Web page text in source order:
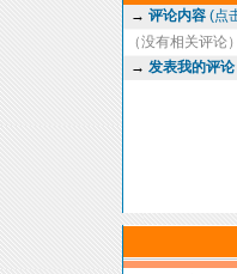
→ 评论内容(点
（没有相关评论）
→ 发表我的评论